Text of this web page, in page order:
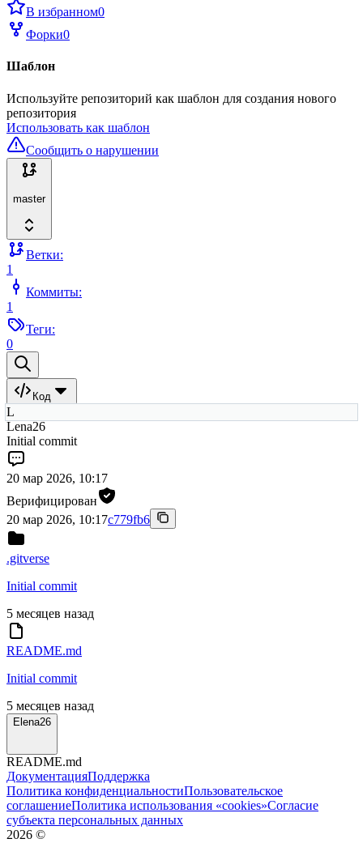
В избранном0
Форки0
Шаблон
Используйте репозиторий как шаблон для создания нового
репозитория
Использовать как шаблон
Сообщить о нарушении
master
Ветки:
1
Коммиты:
1
Теги:
0
Код
L
Lena26
Initial commit
20 мар 2026, 10:17
Верифицирован
20 мар 2026, 10:17c779fb6
.gitverse
Initial commit
5 месяцев назад
README.md
Initial commit
5 месяцев назад
Elena26
README.md
ДокументацияПоддержка
Политика конфиденциальностиПользовательское
соглашениеПолитика использования «cookies»Согласие
субъекта персональных данных
2026 ©